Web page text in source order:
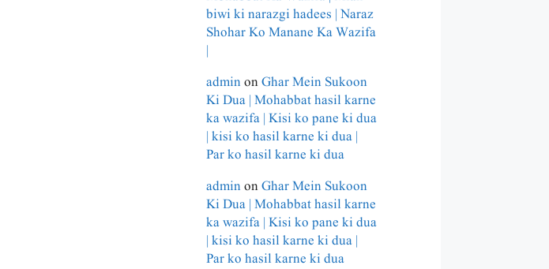
biwi ki narazgi hadees | Naraz
Shohar Ko Manane Ka Wazifa
|
adminonGhar Mein Sukoon
Ki Dua | Mohabbat hasil karne
ka wazifa | Kisi ko pane ki dua
| kisi ko hasil karne ki dua |
Par ko hasil karne ki dua
adminonGhar Mein Sukoon
Ki Dua | Mohabbat hasil karne
ka wazifa | Kisi ko pane ki dua
| kisi ko hasil karne ki dua |
Par ko hasil karne ki dua